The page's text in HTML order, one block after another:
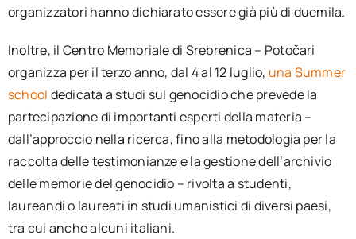
organizzatori hanno dichiarato essere già più di duemila.
Inoltre, il Centro Memoriale di Srebrenica – Potočari
organizza per il terzo anno, dal 4 al 12 luglio, una Summer
school dedicata a studi sul genocidio che prevede la
partecipazione di importanti esperti della materia –
dall’approccio nella ricerca, fino alla metodologia per la
raccolta delle testimonianze e la gestione dell’archivio
delle memorie del genocidio – rivolta a studenti,
laureandi o laureati in studi umanistici di diversi paesi,
tra cui anche alcuni italiani.